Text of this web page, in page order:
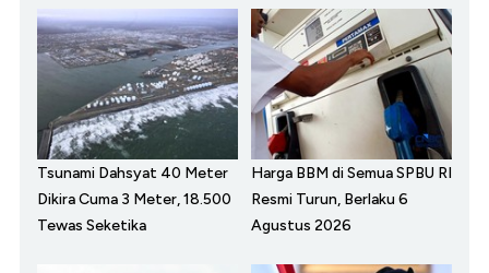
Tsunami Dahsyat 40 Meter
Dikira Cuma 3 Meter, 18.500
Tewas Seketika
Harga BBM di Semua SPBU RI
Resmi Turun, Berlaku 6
Agustus 2026